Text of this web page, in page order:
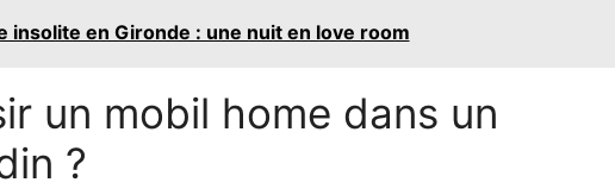
insolite en Gironde : une nuit en love room
un mobil home dans un
?